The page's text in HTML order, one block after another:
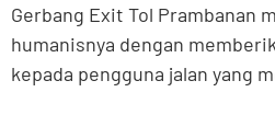
Gerbang Exit Tol Prambanan
humanisnya dengan
kepada pengguna jalan yang